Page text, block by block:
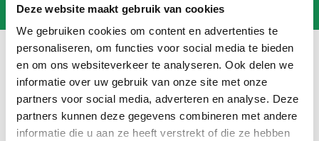
Deze website maakt gebruik van cookies
We gebruiken cookies om content en advertenties te
personaliseren, om functies voor social media te bieden
en om ons websiteverkeer te analyseren. Ook delen we
informatie over uw gebruik van onze site met onze
partners voor social media, adverteren en analyse. Deze
partners kunnen deze gegevens combineren met andere
informatie die u aan ze heeft verstrekt of die ze hebben
Veelgestelde vragen
Search
FAQ